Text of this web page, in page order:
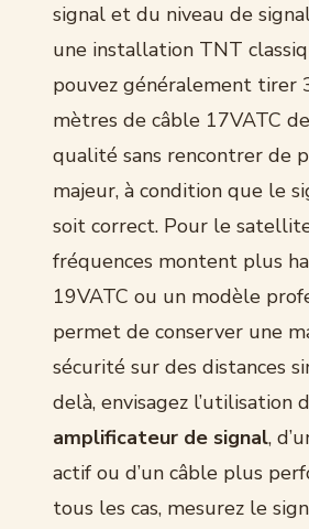
signal et du niveau de
une installation TNT
pouvez généralement tirer
mètres de câble 17VATC
qualité sans rencontrer de
majeur, à condition que le
soit correct. Pour le
fréquences montent plus
19VATC ou un modèle
permet de conserver une
sécurité sur des distances
delà, envisagez l’utilisation
amplificateur de signal,
actif ou d’un câble plus
tous les cas, mesurez le